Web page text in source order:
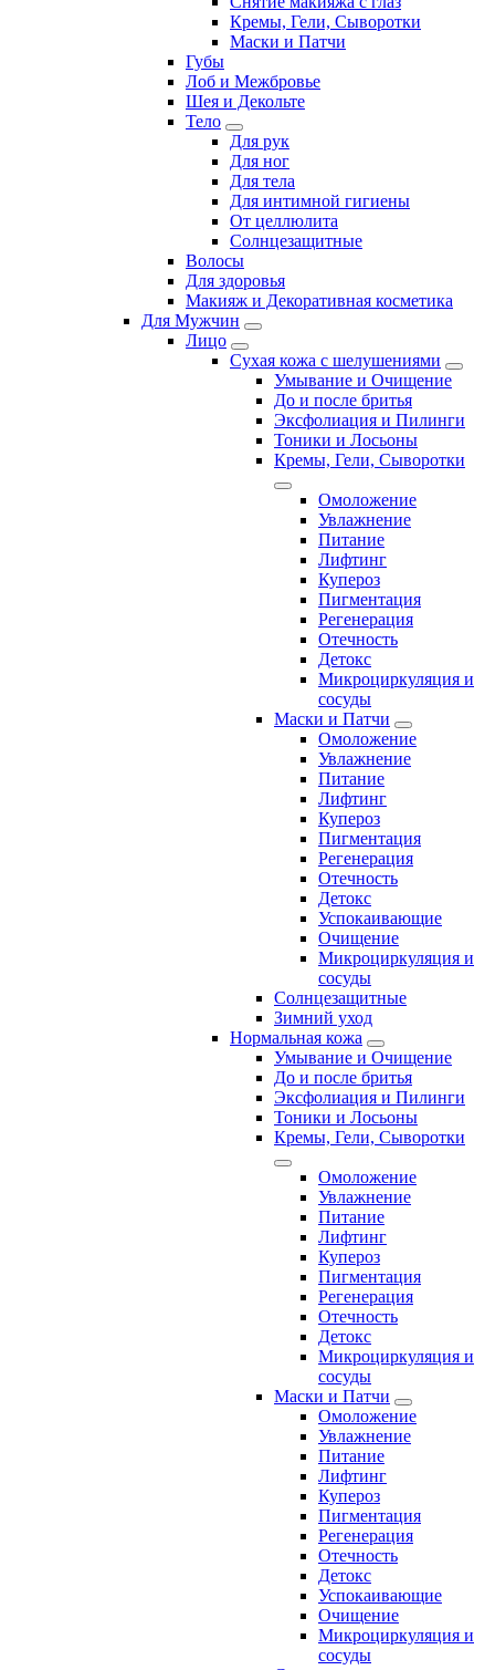
Кремы, Гели, Сыворотки
Маски и Патчи
Губы
Лоб и Межбровье
Шея и Декольте
Тело
Для рук
Для ног
Для тела
Для интимной гигиены
От целлюлита
Солнцезащитные
Волосы
Для здоровья
Макияж и Декоративная косметика
Для Мужчин
Лицо
Сухая кожа с шелушениями
Умывание и Очищение
До и после бритья
Эксфолиация и Пилинги
Тоники и Лосьоны
Кремы, Гели, Сыворотки
Омоложение
Увлажнение
Питание
Лифтинг
Купероз
Пигментация
Регенерация
Отечность
Детокс
Микроциркуляция и
сосуды
Маски и Патчи
Омоложение
Увлажнение
Питание
Лифтинг
Купероз
Пигментация
Регенерация
Отечность
Детокс
Успокаивающие
Очищение
Микроциркуляция и
сосуды
Солнцезащитные
Зимний уход
Нормальная кожа
Умывание и Очищение
До и после бритья
Эксфолиация и Пилинги
Тоники и Лосьоны
Кремы, Гели, Сыворотки
Омоложение
Увлажнение
Питание
Лифтинг
Купероз
Пигментация
Регенерация
Отечность
Детокс
Микроциркуляция и
сосуды
Маски и Патчи
Омоложение
Увлажнение
Питание
Лифтинг
Купероз
Пигментация
Регенерация
Отечность
Детокс
Успокаивающие
Очищение
Микроциркуляция и
сосуды